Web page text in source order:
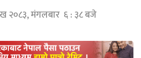
२०८३, मंगलबार ६ : ३८ बजे